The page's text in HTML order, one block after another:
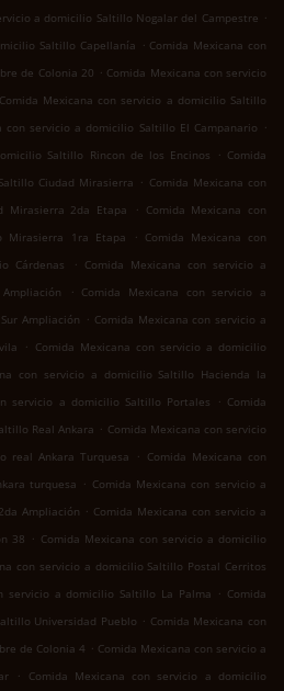
a domicilio Saltillo Nogalar del Campestre .
Saltillo Capellanía . Comida Mexicana con
de Colonia 20 . Comida Mexicana con servicio
Comida Mexicana con servicio a domicilio Saltillo
con servicio a domicilio Saltillo El Campanario .
Saltillo Rincon de los Encinos
. Comida
Ciudad Mirasierra . Comida Mexicana con
Mirasierra 2da Etapa
. Comida Mexicana con
Mirasierra 1ra Etapa
. Comida Mexicana con
Cárdenas
. Comida Mexicana con servicio a
. Comida Mexicana con servicio a
Ampliación . Comida Mexicana con servicio a
. Comida Mexicana con servicio a domicilio
con servicio a domicilio Saltillo Hacienda la
servicio a domicilio Saltillo Portales . Comida
Real Ankara . Comida Mexicana con servicio
real Ankara Turquesa
. Comida Mexicana con
turquesa . Comida Mexicana con servicio a
Ampliación . Comida Mexicana con servicio a
38 . Comida Mexicana con servicio a domicilio
con servicio a domicilio Saltillo Postal Cerritos
servicio a domicilio Saltillo La Palma . Comida
Universidad Pueblo . Comida Mexicana con
de Colonia 4 . Comida Mexicana con servicio a
.
Comida Mexicana con servicio a domicilio